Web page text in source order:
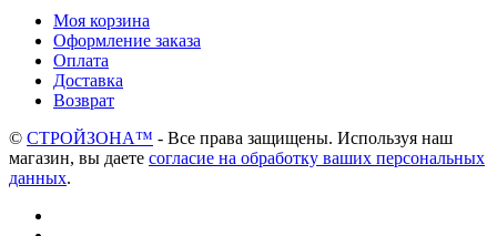
Моя корзина
Оформление заказа
Оплата
Доставка
Возврат
© СТРОЙЗОНА™ - Все права защищены. Используя наш
магазин, вы даете согласие на обработку ваших персональных
данных.